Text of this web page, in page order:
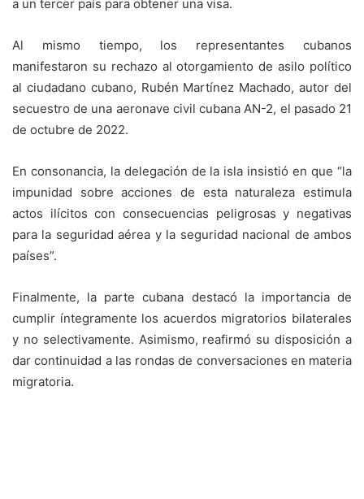
a un tercer país para obtener una visa.
Al mismo tiempo, los representantes cubanos
manifestaron su rechazo al otorgamiento de asilo político
al ciudadano cubano, Rubén Martínez Machado, autor del
secuestro de una aeronave civil cubana AN-2, el pasado 21
de octubre de 2022.
En consonancia, la delegación de la isla insistió en que “la
impunidad sobre acciones de esta naturaleza estimula
actos ilícitos con consecuencias peligrosas y negativas
para la seguridad aérea y la seguridad nacional de ambos
países”.
Finalmente, la parte cubana destacó la importancia de
cumplir íntegramente los acuerdos migratorios bilaterales
y no selectivamente. Asimismo, reafirmó su disposición a
dar continuidad a las rondas de conversaciones en materia
migratoria.